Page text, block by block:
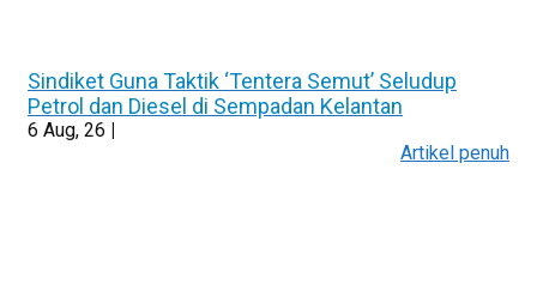
Sindiket Guna Taktik ‘Tentera Semut’ Seludup
Petrol dan Diesel di Sempadan Kelantan
6 Aug, 26 |
Artikel penuh